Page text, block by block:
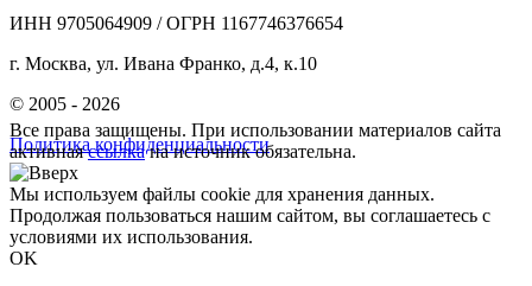
ИНН 9705064909 / ОГРН 1167746376654
г. Москва, ул. Ивана Франко, д.4, к.10
© 2005 - 2026
Политика конфиденциальности
Все права защищены. При использовании материалов сайта
активнаяссылкана источник обязательна.
Мы используем файлы cookie для хранения данных.
Продолжая пользоваться нашим сайтом, вы соглашаетесь с
условиями их использования.
OK